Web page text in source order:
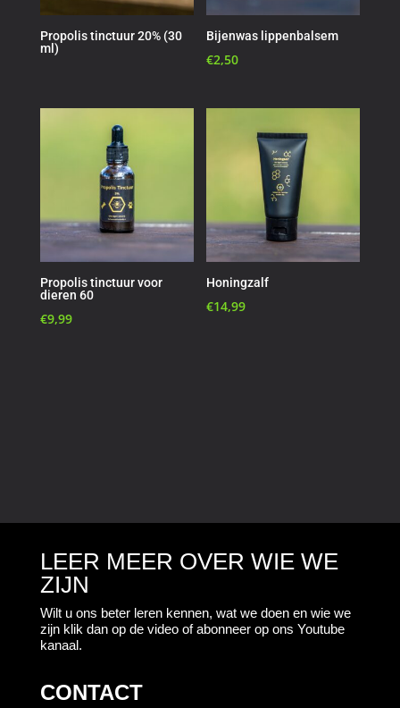
Propolis tinctuur 20% (30
ml)
Bijenwas lippenbalsem
€2,50
Propolis tinctuur voor
dieren 60
€9,99
Honingzalf
€14,99
LEER MEER OVER WIE WE
ZIJN
Wilt u ons beter leren kennen, wat we doen en wie we
zijn klik dan op de video of abonneer op ons Youtube
kanaal.
CONTACT